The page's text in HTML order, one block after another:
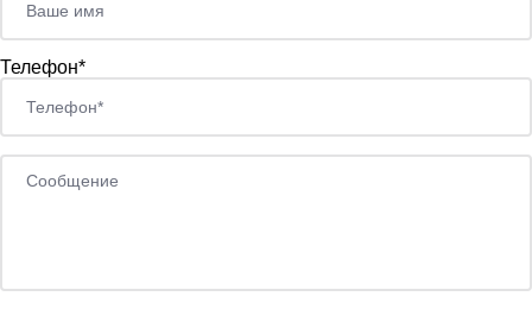
Телефон*